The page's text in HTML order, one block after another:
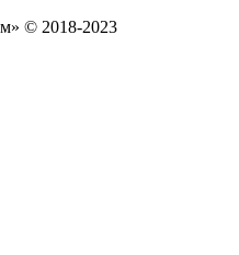
© 2018-2023